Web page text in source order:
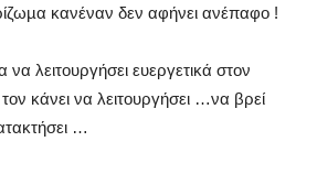
κανέναν δεν αφήνει ανέπαφο !
λειτουργήσει ευεργετικά στον
κάνει να λειτουργήσει …να βρεί
…